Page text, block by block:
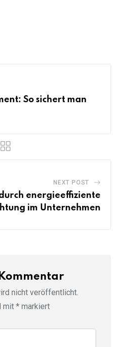
So sichert man
NEXT POST
energieeffiziente
im Unternehmen
nicht veröffentlicht.
mit * markiert